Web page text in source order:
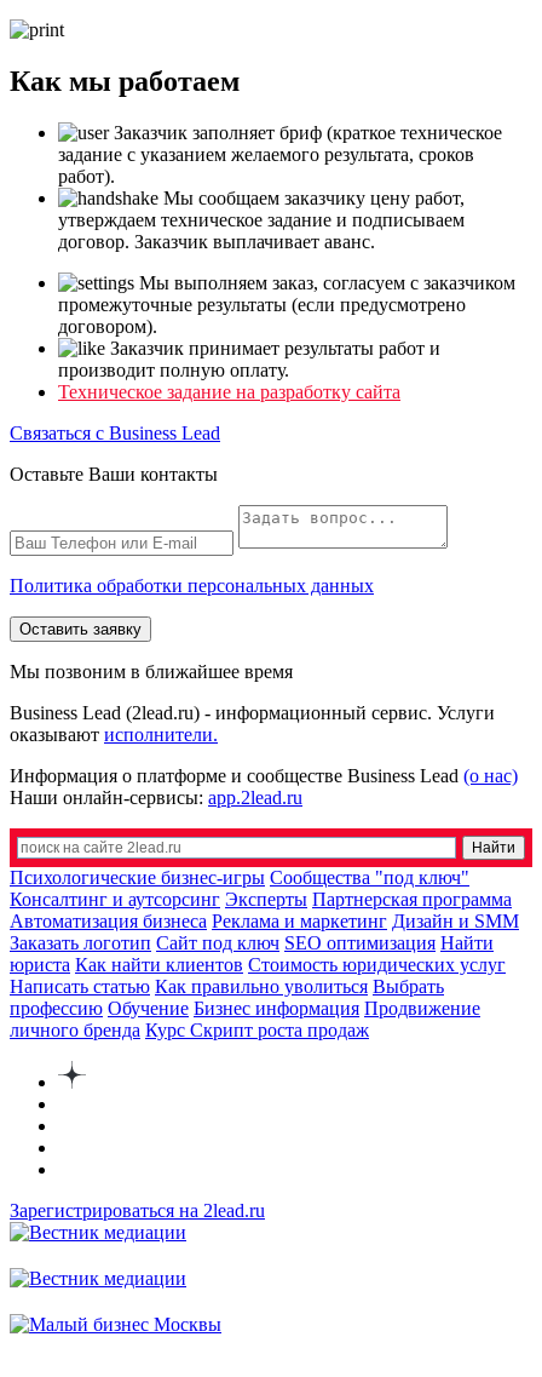
Как мы работаем
Заказчик заполняет бриф (краткое техническое
задание с указанием желаемого результата, сроков
работ).
Мы сообщаем заказчику цену работ,
утверждаем техническое задание и подписываем
договор. Заказчик выплачивает аванс.
Мы выполняем заказ, согласуем с заказчиком
промежуточные результаты (если предусмотрено
договором).
Заказчик принимает результаты работ и
производит полную оплату.
Техническое задание на разработку сайта
Связаться с Business Lead
Оставьте Ваши контакты
Политика обработки персональных данных
Оставить заявку
Мы позвоним в ближайшее время
Business Lead (2lead.ru) - информационный сервис. Услуги
оказывают исполнители.
Информация о платформе и сообществе Business Lead (о нас)
Наши онлайн-сервисы: app.2lead.ru
Психологические бизнес-игры Сообщества "под ключ"
Консалтинг и аутсорсинг Эксперты Партнерская программа
Автоматизация бизнеса Реклама и маркетинг Дизайн и SMM
Заказать логотип Сайт под ключ SEO оптимизация Найти
юриста Как найти клиентов Стоимость юридических услуг
Написать статью Как правильно уволиться Выбрать
профессию Обучение Бизнес информация Продвижение
личного бренда Курс Скрипт роста продаж
Зарегистрироваться на 2lead.ru